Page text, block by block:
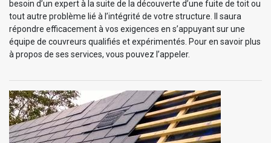
besoin d’un expert à la suite de la découverte d’une fuite de toit ou
tout autre problème lié à l’intégrité de votre structure. Il saura
répondre efficacement à vos exigences en s’appuyant sur une
équipe de couvreurs qualifiés et expérimentés. Pour en savoir plus
à propos de ses services, vous pouvez l’appeler.